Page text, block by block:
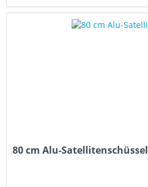
80 cm Alu-Satellitenschüssel